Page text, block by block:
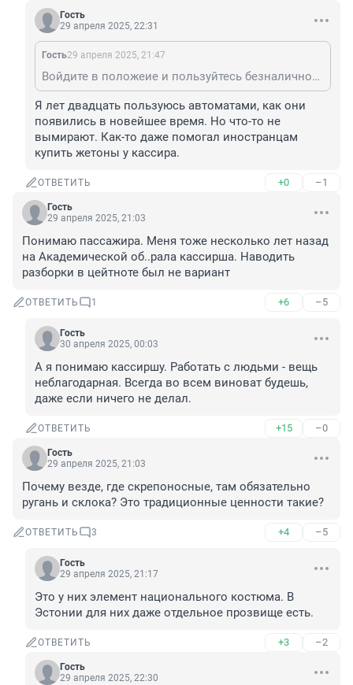
Гость
29 апреля 2025, 22:31
Гость29 апреля 2025, 21:47
Войдите в положеие и пользуйтесь безналичной оплатой, кассирыи вымрут за ненадобностью ☝️
Я лет двадцать пользуюсь автоматами, как они
появились в новейшее время. Но что-то не
вымирают. Как-то даже помогал иностранцам
купить жетоны у кассира.
ОТВЕТИТЬ +0 –1
Гость
29 апреля 2025, 21:03
Понимаю пассажира. Меня тоже несколько лет назад
на Академической об..рала кассирша. Наводить
разборки в цейтноте был не вариант
ОТВЕТИТЬ 1 +6 –5
Гость
30 апреля 2025, 00:03
А я понимаю кассиршу. Работать с людьми - вещь
неблагодарная. Всегда во всем виноват будешь,
даже если ничего не делал.
ОТВЕТИТЬ +15 –0
Гость
29 апреля 2025, 21:03
Почему везде, где скрепоносные, там обязательно
ругань и склока? Это традиционные ценности такие?
ОТВЕТИТЬ 3 +4 –5
Гость
29 апреля 2025, 21:17
Это у них элемент национального костюма. В
Эстонии для них даже отдельное прозвище есть.
ОТВЕТИТЬ +3 –2
Гость
29 апреля 2025, 22:30